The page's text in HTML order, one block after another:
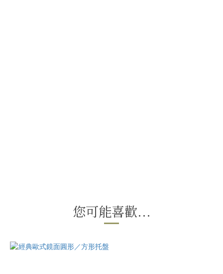
您可能喜歡...